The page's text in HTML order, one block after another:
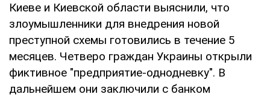
Киеве и Киевской области выяснили, что
злоумышленники для внедрения новой
преступной схемы готовились в течение 5
месяцев. Четверо граждан Украины открыли
фиктивное "предприятие-однодневку". В
дальнейшем они заключили с банком